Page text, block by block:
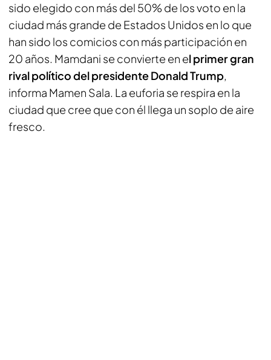
sido elegido con más del 50% de los voto en la
ciudad más grande de Estados Unidos en lo que
han sido los comicios con más participación en
20 años. Mamdani se convierte en el primer gran
rival político del presidente Donald Trump,
informa Mamen Sala. La euforia se respira en la
ciudad que cree que con él llega un soplo de aire
fresco.